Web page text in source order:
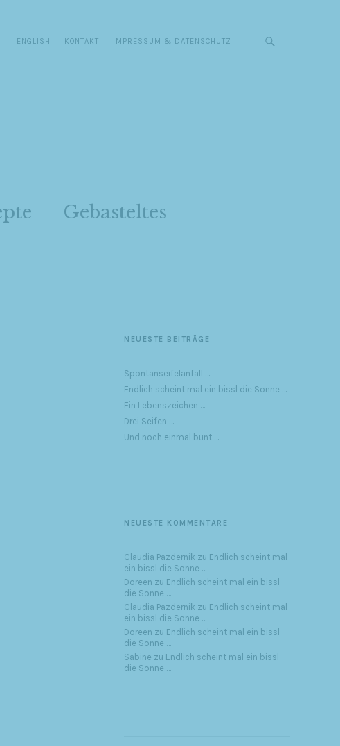
ENGLISH KONTAKT IMPRESSUM & DATENSCHUTZ
Gebasteltes
NEUESTE BEITRÄGE
Spontanseifelanfall …
Endlich scheint mal ein bissl die Sonne …
Ein Lebenszeichen …
Drei Seifen …
Und noch einmal bunt …
NEUESTE KOMMENTARE
Claudia Pazdernik zu Endlich scheint mal
ein bissl die Sonne …
Doreen zu Endlich scheint mal ein bissl
die Sonne …
Claudia Pazdernik zu Endlich scheint mal
ein bissl die Sonne …
Doreen zu Endlich scheint mal ein bissl
die Sonne …
Sabine zu Endlich scheint mal ein bissl
die Sonne …